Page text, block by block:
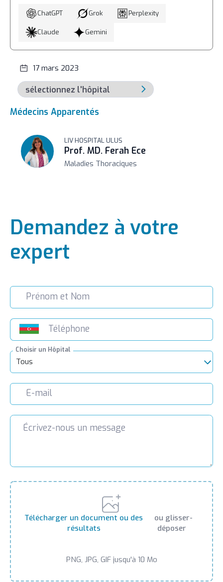
ChatGPT Grok Perplexity
Claude Gemini
17 mars 2023
Médecins Apparentés
LIV HOSPITAL ULUS
Prof. MD. Ferah Ece
Maladies Thoraciques
Demandez à votre
expert
Choisir un Hôpital
Tous
Télécharger un document ou des
résultats
ou glisser-
déposer
PNG, JPG, GIF jusqu'à 10 Mo